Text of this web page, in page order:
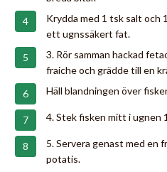
Krydda med 1 tsk salt och
ett ugnssäkert fat.
3. Rör samman hackad
fraiche och grädde till en
Häll blandningen över
4. Stek fisken mitt i ugnen
5. Servera genast med en
potatis.